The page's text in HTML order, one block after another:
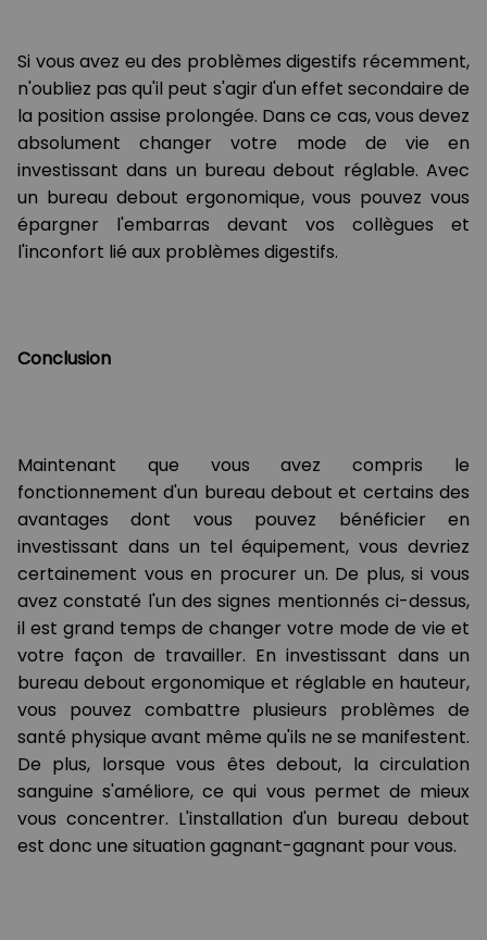
Si vous avez eu des problèmes digestifs récemment,
n'oubliez pas qu'il peut s'agir d'un effet secondaire de
la position assise prolongée. Dans ce cas, vous devez
absolument changer votre mode de vie en
investissant dans un bureau debout réglable. Avec
un bureau debout ergonomique, vous pouvez vous
épargner l'embarras devant vos collègues et
l'inconfort lié aux problèmes digestifs.
Conclusion
Maintenant que vous avez compris le
fonctionnement d'un bureau debout et certains des
avantages dont vous pouvez bénéficier en
investissant dans un tel équipement, vous devriez
certainement vous en procurer un. De plus, si vous
avez constaté l'un des signes mentionnés ci-dessus,
il est grand temps de changer votre mode de vie et
votre façon de travailler. En investissant dans un
bureau debout ergonomique et réglable en hauteur,
vous pouvez combattre plusieurs problèmes de
santé physique avant même qu'ils ne se manifestent.
De plus, lorsque vous êtes debout, la circulation
sanguine s'améliore, ce qui vous permet de mieux
vous concentrer. L'installation d'un bureau debout
est donc une situation gagnant-gagnant pour vous.